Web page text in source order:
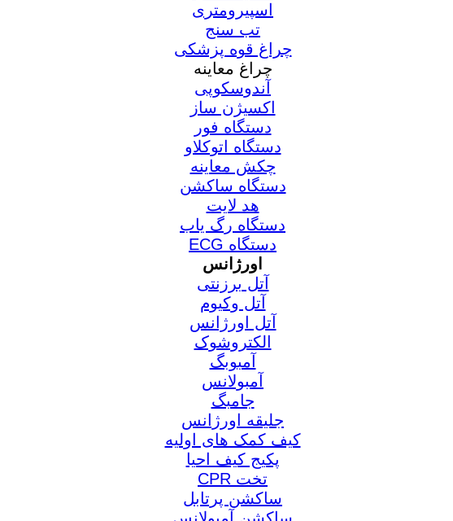
اسپیرومتری
تب سنج
چراغ قوه پزشکی
چراغ معاینه
آندوسکوپی
اکسیژن ساز
دستگاه فور
دستگاه اتوکلاو
چکش معاینه
دستگاه ساکشن
هد لایت
دستگاه رگ یاب
دستگاه ECG
اورژانس
آتل برزنتی
آتل وکیوم
آتل اورژانس
الکتروشوک
آمبوبگ
آمبولانس
جامبگ
جلیقه اورژانس
کیف کمک های اولیه
پکیج کیف احیا
تخت CPR
ساکشن پرتابل